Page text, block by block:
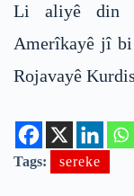
Li aliyê din
Amerîkayê jî bi
Rojavayê
Tags: sereke